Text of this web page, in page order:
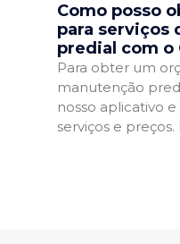
Como posso
para serviços
predial com o
Para obter um
manutenção
nosso aplicativo
serviços e